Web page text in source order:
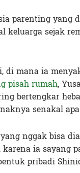
parenting
keluarga sejak
di mana ia
pisah rumah,
bertengkar
senakal
nggak bisa
ia sayang
pribadi